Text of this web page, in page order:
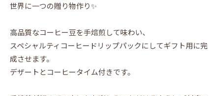
世界に一つの贈り物作り✨
高品質なコーヒー豆を手焙煎して味わい、
スペシャルティコーヒードリップパックにしてギフト用に完
成させます。
デザートとコーヒータイム付きです。